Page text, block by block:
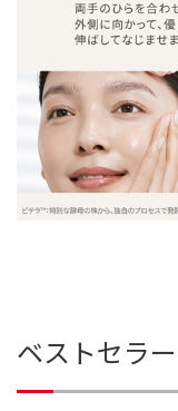
ベストセラ